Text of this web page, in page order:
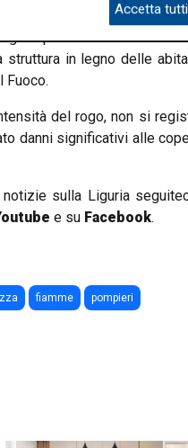
dell’area ha reso
gli operatori a
in legno delle
Fuoco.
del rogo, non si
danni significativi alle
sulla Liguria
e su Facebook.
fiamme pompieri
Accetta tutti